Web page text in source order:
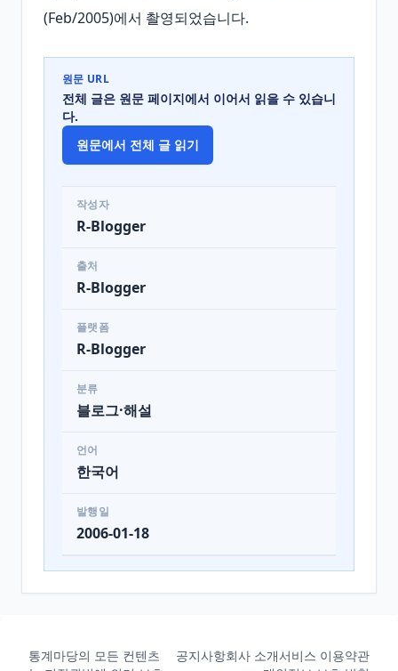
(Feb/2005)에서 촬영되었습니다.
원문 URL
전체 글은 원문 페이지에서 이어서 읽을 수 있습니
다.
원문에서 전체 글 읽기
작성자
R-Blogger
출처
R-Blogger
플랫폼
R-Blogger
분류
블로그·해설
언어
한국어
발행일
2006-01-18
통계마당의 모든 컨텐츠
공지사항회사 소개서비스 이용약관